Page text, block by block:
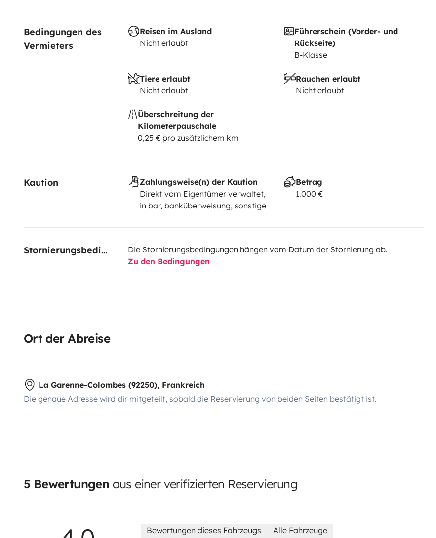
Bedingungen des
Vermieters
Reisen im Ausland
Nicht erlaubt
Führerschein (Vorder- und
Rückseite)
B-Klasse
Tiere erlaubt
Nicht erlaubt
Rauchen erlaubt
Nicht erlaubt
Überschreitung der
Kilometerpauschale
0,25 € pro zusätzlichem km
Kaution
Zahlungsweise(n) der Kaution
Direkt vom Eigentümer verwaltet,
in bar, banküberweisung, sonstige
Betrag
1.000 €
Stornierungsbedingungen
Die Stornierungsbedingungen hängen vom Datum der Stornierung ab.
Zu den Bedingungen
Ort der Abreise
La Garenne-Colombes (92250), Frankreich
Die genaue Adresse wird dir mitgeteilt, sobald die Reservierung von beiden Seiten bestätigt ist.
5 Bewertungen aus einer verifizierten Reservierung
Bewertungen dieses Fahrzeugs Alle Fahrzeuge